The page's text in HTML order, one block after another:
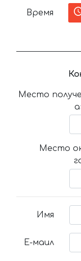
Время
Место
Место
Имя
Е-маил